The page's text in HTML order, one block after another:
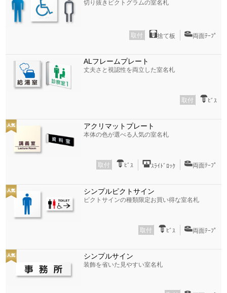
切り抜きピクトグラムの室名札
取付 捨て板 両面ﾃｰﾌﾟ
ALフレームプレート
丈夫さと視認性を両立した室名札
取付 ﾋﾞｽ
アクリマットプレート
本体の色が選べる人気の室名札
取付 ﾋﾞｽ ｽﾗｲﾄﾞﾛｯｸ 両面ﾃｰﾌﾟ
シンプルピクトサイン
ピクトサインの種類限定お買い得な室名札
取付 ﾋﾞｽ 両面ﾃｰﾌﾟ
シンプルサイン
装飾を省いた見やすい室名札